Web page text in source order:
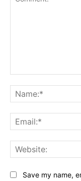
Save my name,